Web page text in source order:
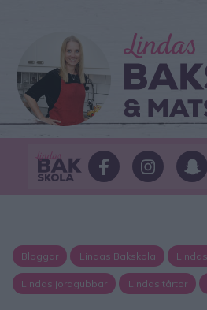
Bloggar Lindas Bakskola
Lindas jordgubbar Lindas tårtor